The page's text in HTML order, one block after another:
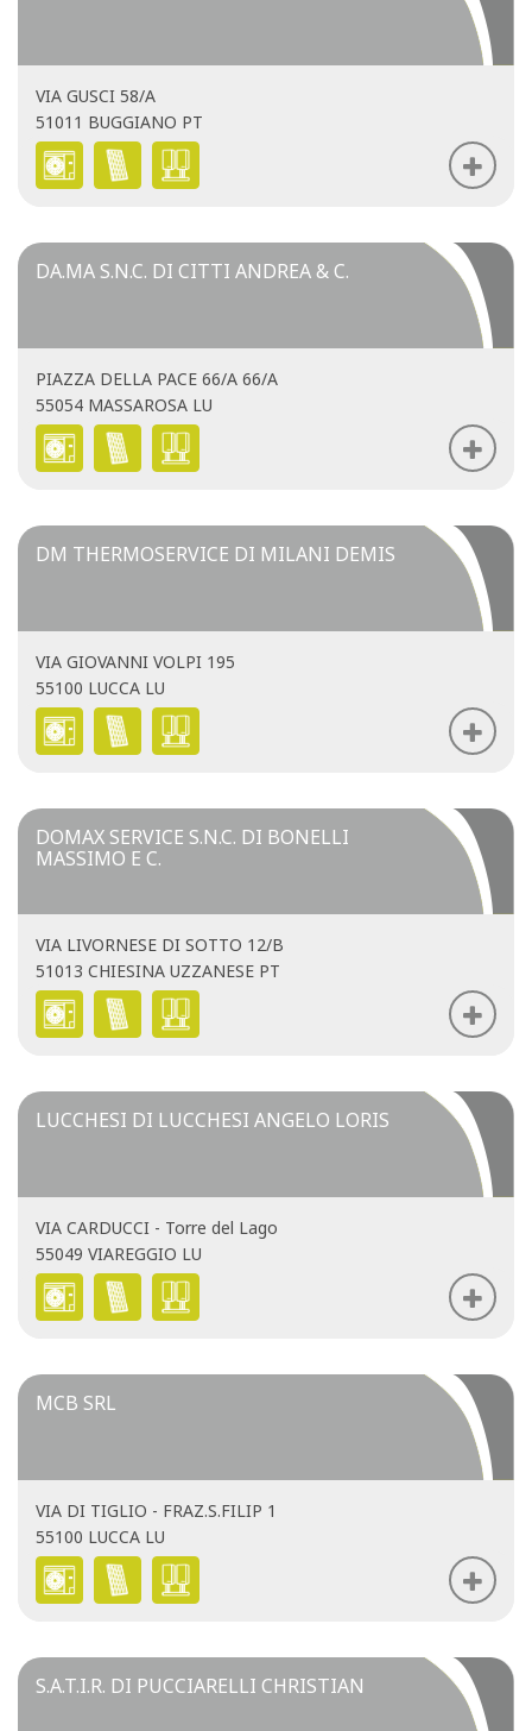
VIA GUSCI 58/A
51011 BUGGIANO PT
DA.MA S.N.C. DI CITTI ANDREA & C.
PIAZZA DELLA PACE 66/A 66/A
55054 MASSAROSA LU
DM THERMOSERVICE DI MILANI DEMIS
VIA GIOVANNI VOLPI 195
55100 LUCCA LU
DOMAX SERVICE S.N.C. DI BONELLI
MASSIMO E C.
VIA LIVORNESE DI SOTTO 12/B
51013 CHIESINA UZZANESE PT
LUCCHESI DI LUCCHESI ANGELO LORIS
VIA CARDUCCI - Torre del Lago
55049 VIAREGGIO LU
MCB SRL
VIA DI TIGLIO - FRAZ.S.FILIP 1
55100 LUCCA LU
S.A.T.I.R. DI PUCCIARELLI CHRISTIAN